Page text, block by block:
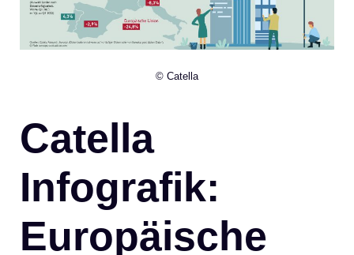
© Catella
Catella
Infografik:
Europäische